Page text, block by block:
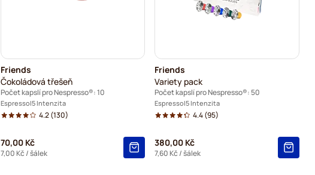
Friends
Čokoládová třešeň
Počet kapslí pro Nespresso®: 10
Espresso 5 Intenzita
4.2(130)
70,00 Kč
7,00 Kč / šálek
Friends
Variety pack
Počet kapslí pro Nespresso®: 50
Espresso 5 Intenzita
4.4(95)
380,00 Kč
7,60 Kč / šálek